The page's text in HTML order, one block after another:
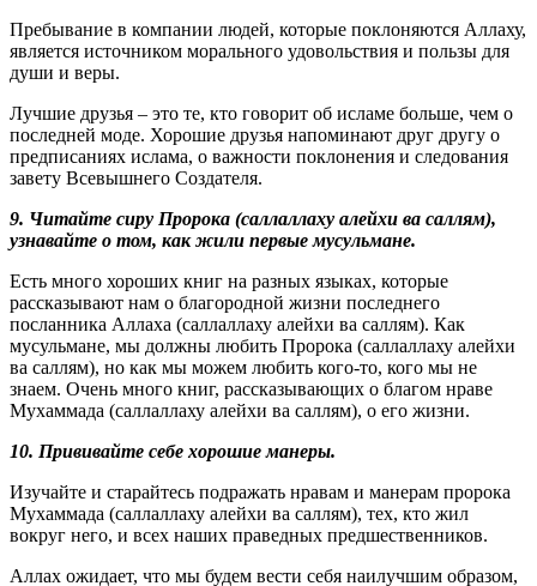
Пребывание в компании людей, которые поклоняются Аллаху,
является источником морального удовольствия и пользы для
души и веры.
Лучшие друзья – это те, кто говорит об исламе больше, чем о
последней моде. Хорошие друзья напоминают друг другу о
предписаниях ислама, о важности поклонения и следования
завету Всевышнего Создателя.
9. Читайте сиру Пророка (саллаллаху алейхи ва саллям),
узнавайте о том, как жили первые мусульмане.
Есть много хороших книг на разных языках, которые
рассказывают нам о благородной жизни последнего
посланника Аллаха (саллаллаху алейхи ва саллям). Как
мусульмане, мы должны любить Пророка (саллаллаху алейхи
ва саллям), но как мы можем любить кого-то, кого мы не
знаем. Очень много книг, рассказывающих о благом нраве
Мухаммада (саллаллаху алейхи ва саллям), о его жизни.
10. Прививайте себе хорошие манеры.
Изучайте и старайтесь подражать нравам и манерам пророка
Мухаммада (саллаллаху алейхи ва саллям), тех, кто жил
вокруг него, и всех наших праведных предшественников.
Аллах ожидает, что мы будем вести себя наилучшим образом,